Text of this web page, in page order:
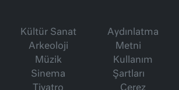
Kültür Sanat
Arkeoloji
Müzik
Sinema
Aydınlatma
Metni
Kullanım
Şartları